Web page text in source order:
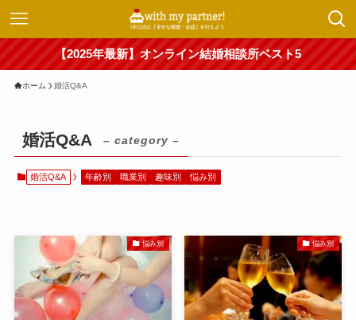
【2025年最新】オンライン結婚相談所ベスト5
ホーム 婚活Q&A
婚活Q&A – category –
婚活Q&A 年齢別 職業別 趣味別 悩み別
悩み別 悩み別